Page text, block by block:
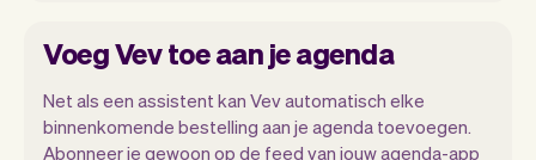
Voeg Vev toe aan je agenda
Net als een assistent kan Vev automatisch elke
binnenkomende bestelling aan je agenda toevoegen.
Abonneer je gewoon op de feed van jouw agenda-app